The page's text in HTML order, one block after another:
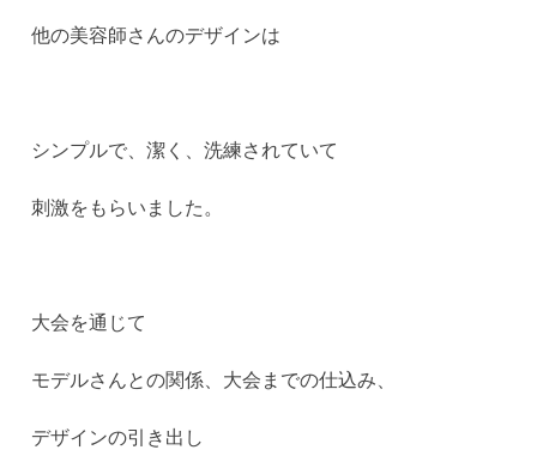
他の美容師さんのデザインは
シンプルで、潔く、洗練されていて
刺激をもらいました。
大会を通じて
モデルさんとの関係、大会までの仕込み、
デザインの引き出し